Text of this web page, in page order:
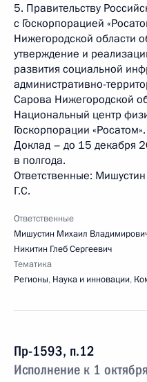
5. Правительству
с Госкорпорацией
Нижегородской области
утверждение и
развития социальной
административно-
Сарова Нижегородской
Национальный центр
Госкорпорации «Росатом».
Доклад – до 15 декабря
в полгода.
Ответственные:
Г.С.
Ответственные
Мишустин Михаил
Никитин Глеб Сергеевич
Тематика
Регионы, Наука и инновации,
Пр-1593, п.12
Исполнение к 1